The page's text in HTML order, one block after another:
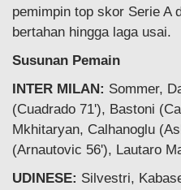
pemimpin top skor Serie A
bertahan hingga laga usai.
Susunan Pemain
INTER MILAN: Sommer,
(Cuadrado 71'), Bastoni
Mkhitaryan, Calhanoglu
(Arnautovic 56'), Lautaro
UDINESE: Silvestri,